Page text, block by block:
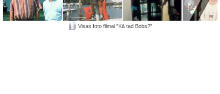
Visas foto filmai "Kā tad Bobs?"